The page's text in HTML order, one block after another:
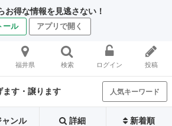
お得な情報を見逃さない！
ール アプリで開く
福井県 検索 ログイン 投稿
ます・譲ります 人気キーワード
ャンル 詳細 新着順